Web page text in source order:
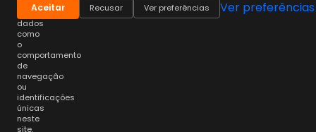
processar
dados
como
o
comportamento
de
navegação
ou
identificações
únicas
neste
site.
Aceitar Recusar Ver preferências Ver preferências